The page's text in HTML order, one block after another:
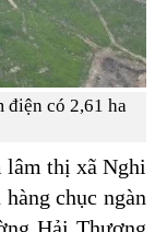
điện có 2,61 ha
lâm thị xã Nghi
chục ngàn
Hải Thượng